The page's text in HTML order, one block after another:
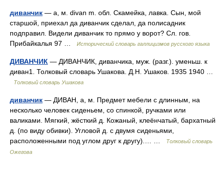
диванчик — а, м. divan m. обл. Скамейка, лавка. Сын, мой
старшой, приехал да диванчик сделал, да полисадник
подправил. Видели диванчик то прямо у ворот? Сл. гов.
Прибайкалья 97 …
Исторический словарь галлицизмов русского языка
ДИВАНЧИК — ДИВАНЧИК, диванчика, муж. (разг.). уменьш. к
диван1. Толковый словарь Ушакова. Д.Н. Ушаков. 1935 1940 …
Толковый словарь Ушакова
диванчик — ДИВАН, а, м. Предмет мебели с длинным, на
несколько человек сиденьем, со спинкой, ручками или
валиками. Мягкий, жёсткий д. Кожаный, клеёнчатый, бархатный
д. (по виду обивки). Угловой д. с двумя сиденьями,
расположенными под углом друг к другу).… …
Толковый словарь
Ожегова